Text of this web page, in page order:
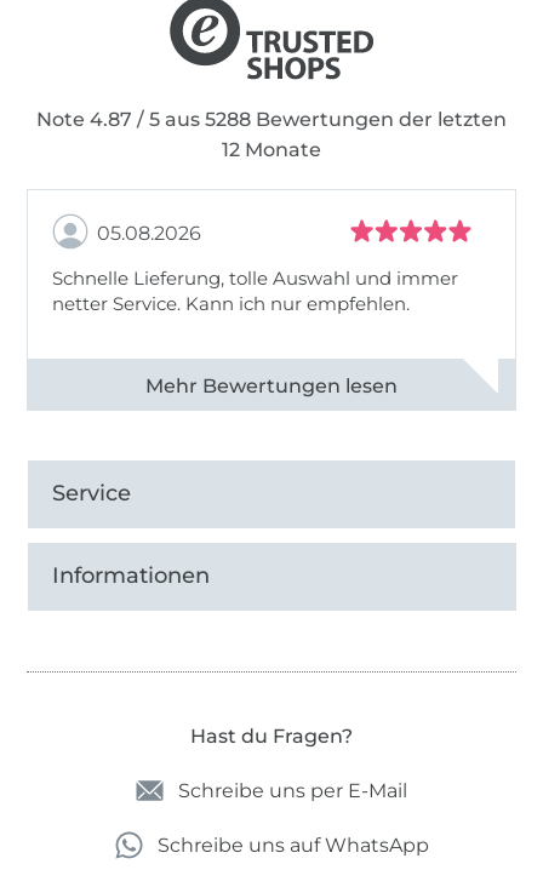
Note 4.87 / 5 aus 5288 Bewertungen der letzten
12 Monate
05.08.2026
Schnelle Lieferung, tolle Auswahl und immer
netter Service. Kann ich nur empfehlen.
Alle 82930 Bewertungen ansehen
Service
Informationen
Hast du Fragen?
Schreibe uns per E-Mail
Schreibe uns auf WhatsApp